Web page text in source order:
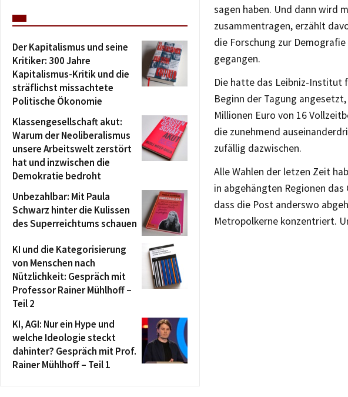
sagen haben. Und dann wird
zusammentragen, erzählt
die Forschung zur
gegangen.
Die hatte das Leibniz-Institut
Beginn der Tagung
Millionen Euro von 16
die zunehmend
zufällig dazwischen.
Alle Wahlen der letzen Zeit
in abgehängten Regionen
dass die Post anderswo
Metropolkerne konzentriert.
Der Kapitalismus und seine
Kritiker: 300 Jahre
Kapitalismus-Kritik und die
sträflichst missachtete
Politische Ökonomie
Klassengesellschaft akut:
Warum der Neoliberalismus
unsere Arbeitswelt zerstört
hat und inzwischen die
Demokratie bedroht
Unbezahlbar: Mit Paula
Schwarz hinter die Kulissen
des Superreichtums schauen
KI und die Kategorisierung
von Menschen nach
Nützlichkeit: Gespräch mit
Professor Rainer Mühlhoff –
Teil 2
KI, AGI: Nur ein Hype und
welche Ideologie steckt
dahinter? Gespräch mit Prof.
Rainer Mühlhoff – Teil 1